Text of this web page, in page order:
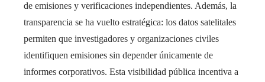
de emisiones y verificaciones independientes. Además, la
transparencia se ha vuelto estratégica: los datos satelitales
permiten que investigadores y organizaciones civiles
identifiquen emisiones sin depender únicamente de
informes corporativos. Esta visibilidad pública incentiva a